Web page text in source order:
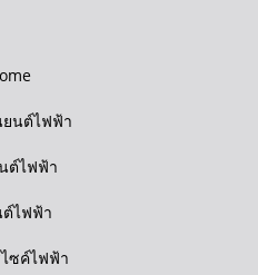
นต์ไฟฟ้า
ต์ไฟฟ้า
ไฟฟ้า
ซค์ไฟฟ้า